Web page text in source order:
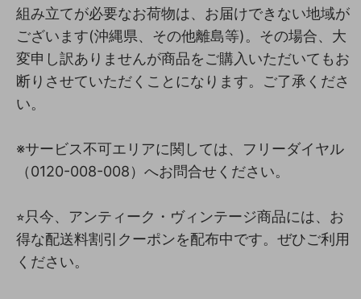
組み立てが必要なお荷物は、お届けできない地域が
ございます(沖縄県、その他離島等)。その場合、大
変申し訳ありませんが商品をご購入いただいてもお
断りさせていただくことになります。ご了承くださ
い。
※サービス不可エリアに関しては、フリーダイヤル
（0120-008-008）へお問合せください。
⭐︎只今、アンティーク・ヴィンテージ商品には、お
得な配送料割引クーポンを配布中です。ぜひご利用
ください。